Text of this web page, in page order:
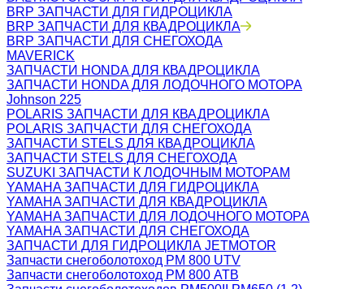
BRP ЗАПЧАСТИ ДЛЯ ГИДРОЦИКЛА
BRP ЗАПЧАСТИ ДЛЯ КВАДРОЦИКЛА
BRP ЗАПЧАСТИ ДЛЯ СНЕГОХОДА
MAVERICK
ЗАПЧАСТИ HONDA ДЛЯ КВАДРОЦИКЛА
ЗАПЧАСТИ HONDA ДЛЯ ЛОДОЧНОГО МОТОРА
Johnson 225
POLARIS ЗАПЧАСТИ ДЛЯ КВАДРОЦИКЛА
POLARIS ЗАПЧАСТИ ДЛЯ СНЕГОХОДА
ЗАПЧАСТИ STELS ДЛЯ КВАДРОЦИКЛА
ЗАПЧАСТИ STELS ДЛЯ СНЕГОХОДА
SUZUKI ЗАПЧАСТИ К ЛОДОЧНЫМ МОТОРАМ
YAMAHA ЗАПЧАСТИ ДЛЯ ГИДРОЦИКЛА
YAMAHA ЗАПЧАСТИ ДЛЯ КВАДРОЦИКЛА
YAMAHA ЗАПЧАСТИ ДЛЯ ЛОДОЧНОГО МОТОРА
YAMAHA ЗАПЧАСТИ ДЛЯ СНЕГОХОДА
ЗАПЧАСТИ ДЛЯ ГИДРОЦИКЛА JETMOTOR
Запчасти снегоболотоход РМ 800 UTV
Запчасти снегоболотоход РМ 800 АТВ